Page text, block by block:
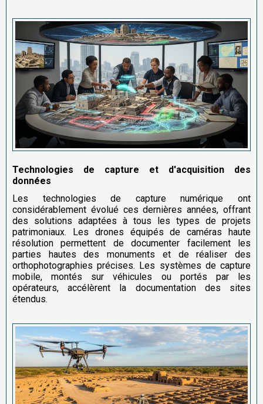
Technologies de capture et d'acquisition des
données
Les technologies de capture numérique ont
considérablement évolué ces dernières années, offrant
des solutions adaptées à tous les types de projets
patrimoniaux. Les drones équipés de caméras haute
résolution permettent de documenter facilement les
parties hautes des monuments et de réaliser des
orthophotographies précises. Les systèmes de capture
mobile, montés sur véhicules ou portés par les
opérateurs, accélèrent la documentation des sites
étendus.